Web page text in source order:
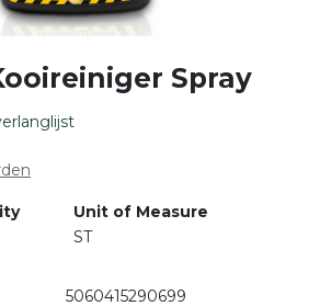
Spray
Unit of Measure
ST
5060415290699